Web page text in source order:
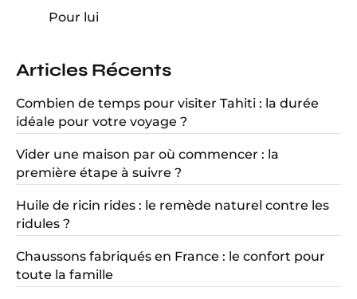
Pour lui
Articles Récents
Combien de temps pour visiter Tahiti : la durée
idéale pour votre voyage ?
Vider une maison par où commencer : la
première étape à suivre ?
Huile de ricin rides : le remède naturel contre les
ridules ?
Chaussons fabriqués en France : le confort pour
toute la famille